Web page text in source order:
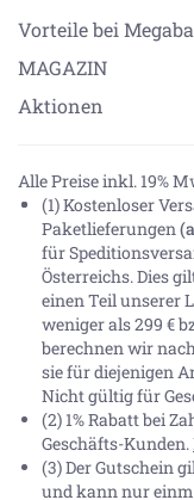
Vorteile bei
MAGAZIN
Aktionen
Alle Preise inkl. 19%
(1) Kostenloser
Paketlieferungen
für
Österreichs. Dies
einen Teil unserer
weniger als 299 €
berechnen wir
sie für diejenigen
Nicht gültig für
(2) 1% Rabatt bei
Geschäfts-Kunden.
(3) Der Gutschein
und kann nur